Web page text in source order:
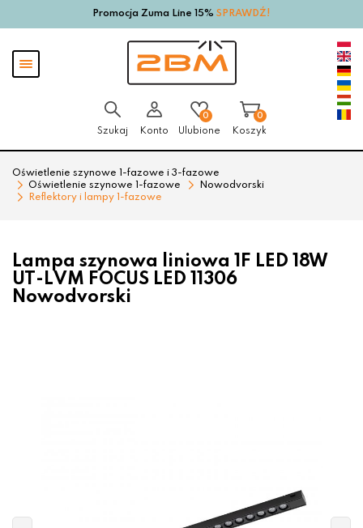
Przejdź
głównego
Przejdź
menu
stopce
Promocja Zuma Line 15% SPRAWDŹ!
Pokaż
menu
Szukaj Konto
0
Ulubione
0
Koszyk
Oświetlenie szynowe 1-fazowe i 3-fazowe
Oświetlenie szynowe 1-fazowe
Nowodvorski
Reflektory i lampy 1-fazowe
Lampa szynowa liniowa 1F LED 18W
UT-LVM FOCUS LED 11306
Nowodvorski